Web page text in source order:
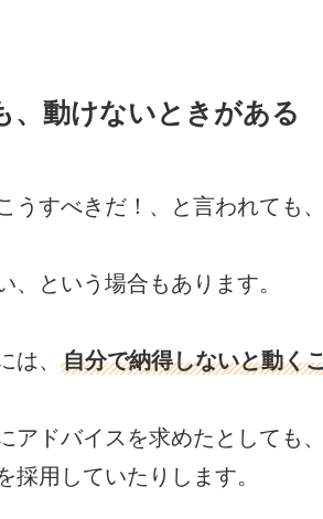
、動けないときがある
うすべきだ！、と言われても
、という場合もあります。
は、 自分で納得しないと動く
アドバイスを求めたとしても
採用していたりします。